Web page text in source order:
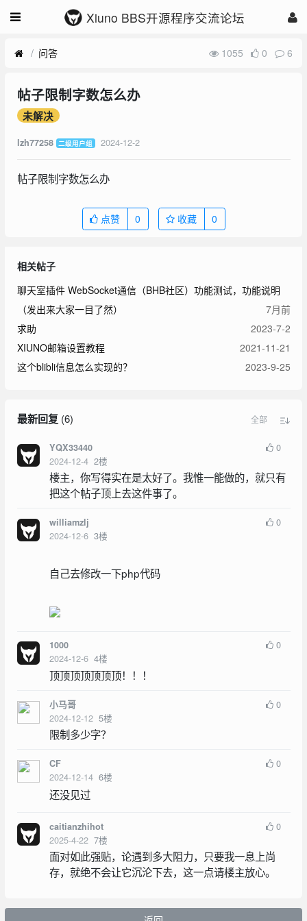
Xiuno BBS开源程序交流论坛
问答 1055 0 6
帖子限制字数怎么办
未解决
lzh77258 二级用户组 2024-12-2
帖子限制字数怎么办
点赞 0 收藏 0
相关帖子
聊天室插件 WebSocket通信（BHB社区）功能测试，功能说明
（发出来大家一目了然）
7月前
求助
2023-7-2
XIUNO邮箱设置教程
2021-11-21
这个blibli信息怎么实现的？
2023-9-25
最新回复(6) 全部
YQX33440
2024-12-4 2楼
0
楼主，你写得实在是太好了。我惟一能做的，就只有
把这个帖子顶上去这件事了。
williamzlj
2024-12-6 3楼
0
自己去修改一下php代码
1000
2024-12-6 4楼
0
顶顶顶顶顶顶顶！！！
小马哥
2024-12-12 5楼
0
限制多少字？
CF
2024-12-14 6楼
0
还没见过
caitianzhihot
2025-4-22 7楼
0
面对如此强贴，论遇到多大阻力，只要我一息上尚
存，就绝不会让它沉沦下去，这一点请楼主放心。